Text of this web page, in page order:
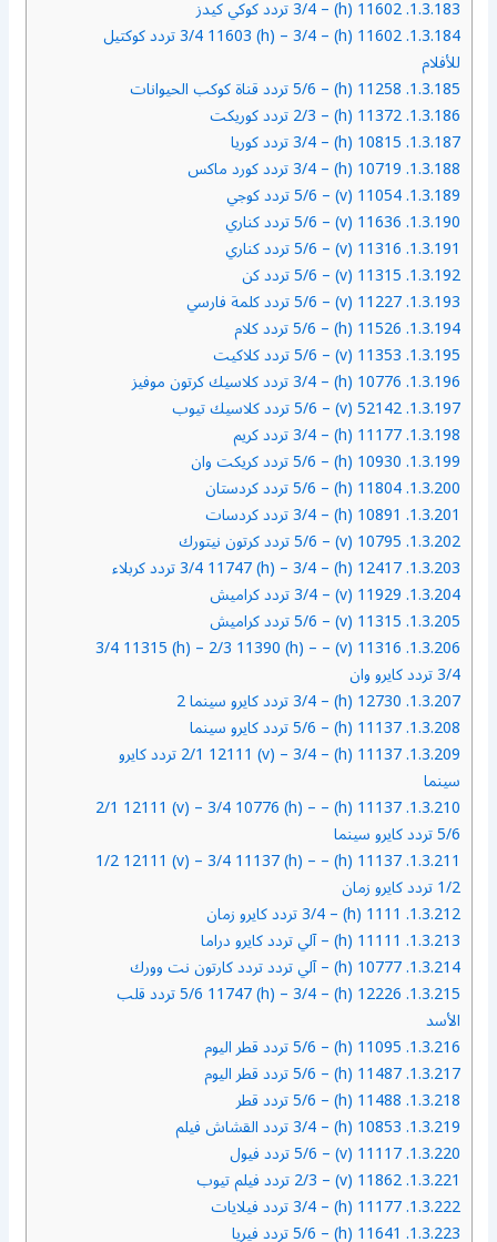
1.3.183. 11602 (h) – 3/4 تردد كوكي كيدز
1.3.184.
11602 (h) – 3/4 11603 (h) – 3/4 تردد كوكتيل
للأفلام
1.3.185.
1.3.186. 11372 (h) – 2/3 تردد كوريكت
1.3.187.
1.3.188.
1.3.189. 11054 (v) – 5/6 تردد كوجي
1.3.190.
1.3.191.
1.3.192.
1.3.193. 11227 (v) – 5/6 تردد كلمة فارسي
1.3.194.
1.3.195.
1.3.196.
1.3.197. 52142 (v) – 5/6 تردد كلاسيك تيوب
1.3.198. 11177 (h) – 3/4 تردد كريم
1.3.199.
1.3.200. 11804 (h) – 5/6 تردد كردستان
1.3.201.
1.3.202.
1.3.203. 12417 (h) – 3/4 11747 (h) – 3/4 تردد كربلاء
1.3.204.
1.3.205.
1.3.206.
11316 (v) – 3/4 11315 (h) – 2/3 11390 (h) –
3/4 تردد كايرو وان
1.3.207.
1.3.208. 11137 (h) – 5/6 تردد كايرو سينما
1.3.209.
11137 (h) – 2/1 12111 (v) – 3/4 تردد كايرو
سينما
1.3.210.
11137 (h) – 2/1 12111 (v) – 3/4 10776 (h) –
5/6 تردد كايرو سينما
1.3.211.
11137 (h) – 1/2 12111 (v) – 3/4 11137 (h) –
1/2 تردد كايرو زمان
1.3.212.
1.3.213.
1.3.214. 10777 (h) – آلي تردد تردد كارتون نت وورك
1.3.215.
12226 (h) – 5/6 11747 (h) – 3/4 تردد قلب
الأسد
1.3.216.
1.3.217. 11487 (h) – 5/6 تردد قطر اليوم
1.3.218.
1.3.219.
1.3.220. 11117 (v) – 5/6 تردد فيول
1.3.221. 11862 (v) – 2/3 تردد فيلم تيوب
1.3.222. 11177 (h) – 3/4 تردد فيلايات
1.3.223.